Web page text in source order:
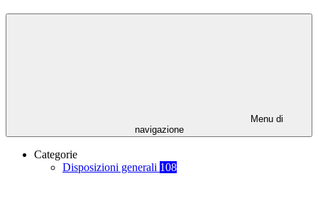
Menu di
navigazione
Categorie
Disposizioni generali 108